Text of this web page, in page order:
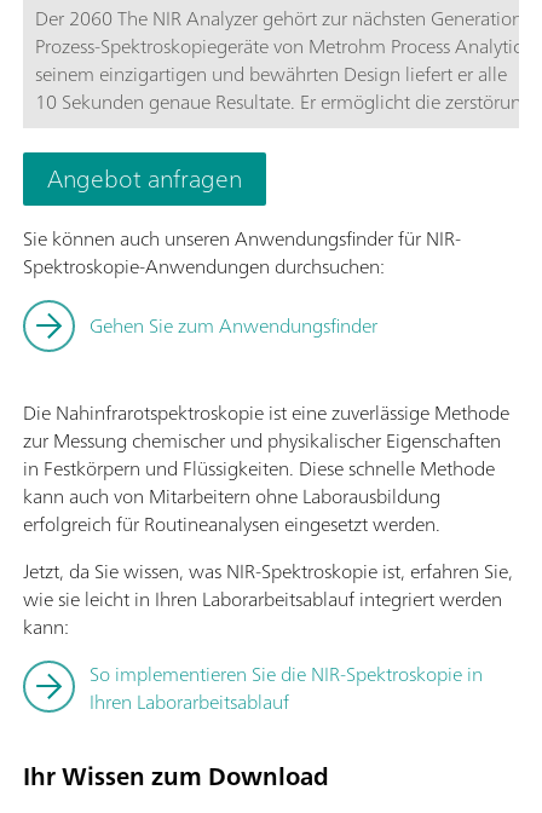
Der 2060 The NIR Analyzer gehört zur nächsten Generation
Prozess-Spektroskopiegeräte von Metrohm Process
seinem einzigartigen und bewährten Design liefert er alle
10 Sekunden genaue Resultate. Er ermöglicht die
Analyse von Flüssigkeiten und Feststoffen direkt in der
oder in einem Reaktionsgefäss unter Verwendung von
und Kontaktsonden. Er ist auf den Anschluss von bis zu fünf
Sonden und/oder Durchflusszellen ausgelegt. Mithilfe unserer
vielseitigen embedded Software können alle fünf Kanäle
unabhängig voneinander konfiguriert werden.Als Teil der
Plattform bietet der 2060 The NIR Analyzer ein modulares
und ist in drei weiteren Gerätevarianten erhältlich: 2060 The
Analyzer,2060 The NIR-Ex Analyzer und 2060 The NIR-REx
Angebot anfragen
Sie können auch unseren Anwendungsfinder für NIR-
Spektroskopie-Anwendungen durchsuchen:
Gehen Sie zum Anwendungsfinder
Die Nahinfrarotspektroskopie ist eine zuverlässige Methode
zur Messung chemischer und physikalischer Eigenschaften
in Festkörpern und Flüssigkeiten. Diese schnelle Methode
kann auch von Mitarbeitern ohne Laborausbildung
erfolgreich für Routineanalysen eingesetzt werden.
Jetzt, da Sie wissen, was NIR-Spektroskopie ist, erfahren Sie,
wie sie leicht in Ihren Laborarbeitsablauf integriert werden
kann:
So implementieren Sie die NIR-Spektroskopie in
Ihren Laborarbeitsablauf
Ihr Wissen zum Download